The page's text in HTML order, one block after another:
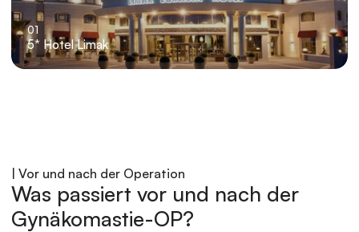
01
5* Hotel Limak
| Vor und nach der Operation
Was passiert vor und nach der
Gynäkomastie-OP?